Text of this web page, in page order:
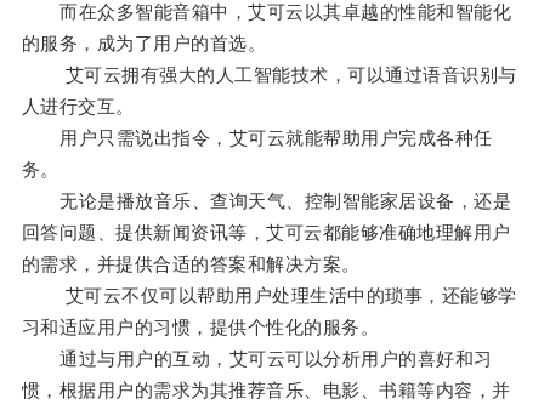
而在众多智能音箱中，艾可云以其卓越的性能和智能化
的服务，成为了用户的首选。
艾可云拥有强大的人工智能技术，可以通过语音识别与
人进行交互。
用户只需说出指令，艾可云就能帮助用户完成各种任
务。
无论是播放音乐、查询天气、控制智能家居设备，还是
回答问题、提供新闻资讯等，艾可云都能够准确地理解用户
的需求，并提供合适的答案和解决方案。
艾可云不仅可以帮助用户处理生活中的琐事，还能够学
习和适应用户的习惯，提供个性化的服务。
通过与用户的互动，艾可云可以分析用户的喜好和习
惯，根据用户的需求为其推荐音乐、电影、书籍等内容，并